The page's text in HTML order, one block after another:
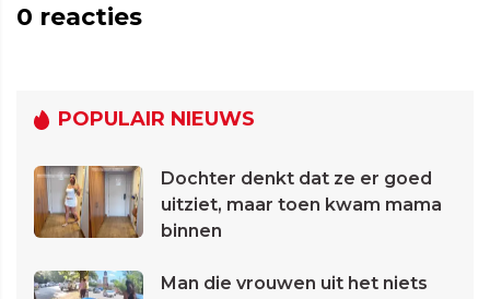
0 reacties
POPULAIR NIEUWS
Dochter denkt dat ze er goed
uitziet, maar toen kwam mama
binnen
Man die vrouwen uit het niets